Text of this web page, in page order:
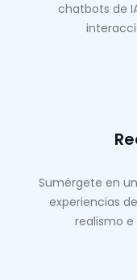
chatbots de
Sumérgete en
experiencias
realismo